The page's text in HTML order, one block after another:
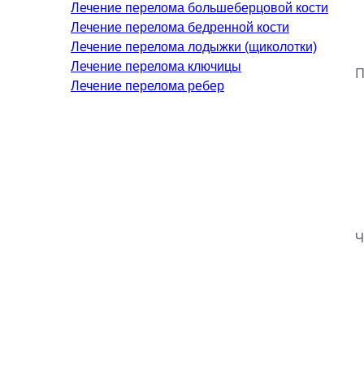
Лазерная косметология
Лазерная эпиляция
Эстетическая косметология
Лечение перелома большеберцовой кости
Лечение перелома бедренной кости
Лечение перелома лодыжки (щиколотки)
Лечение перелома ключицы
Лечение перелома ребер